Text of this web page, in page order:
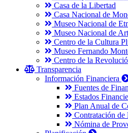
Casa de la Libertad
Casa Nacional de
Museo Nacional de
Museo Nacional de
Centro de la Cultura
Museo Fernando
Centro de la
Transparencia
Información Financiera
Fuentes de
Estados
Plan Anual de
Contratación de
Nómina de